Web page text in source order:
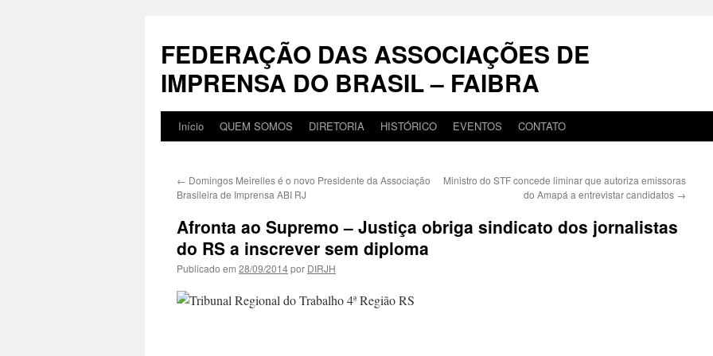
conteúdo
FEDERAÇÃO DAS ASSOCIAÇÕES DE
IMPRENSA DO BRASIL – FAIBRA
Início QUEM SOMOS DIRETORIA HISTÓRICO EVENTOS CONTATO
← Domingos Meirelles é o novo Presidente da Associação
Brasileira de Imprensa ABI RJ
Ministro do STF concede liminar que autoriza emissoras
do Amapá a entrevistar candidatos →
Afronta ao Supremo – Justiça obriga sindicato dos jornalistas
do RS a inscrever sem diploma
Publicado em 28/09/2014por DIRJH